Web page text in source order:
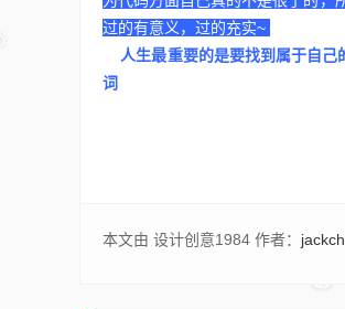
过的有意义，过的充实~
人生最重要的是要找到属于自
词
本文由 设计创意1984 作者：